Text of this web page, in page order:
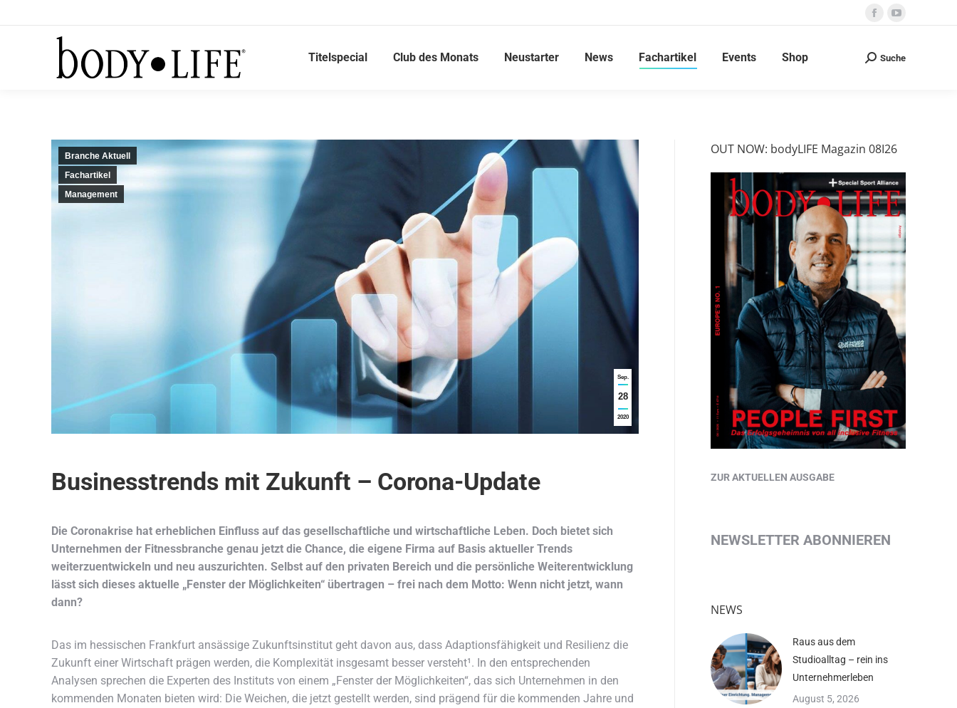
Facebook
opens
YouTube
opens
Titelspecial Club des Monats Neustarter News Fachartikel Events Shop Search:
Suche
Sep.
28
2020
Branche Aktuell
Fachartikel
Management
Businesstrends mit Zukunft – Corona-Update
Die Coronakrise hat erheblichen Einfluss auf das gesellschaftliche und wirtschaftliche Leben. Doch bietet sich
Unternehmen der Fitnessbranche genau jetzt die Chance, die eigene Firma auf Basis aktueller Trends
weiterzuentwickeln und neu auszurichten. Selbst auf den privaten Bereich und die persönliche Weiterentwicklung
lässt sich dieses aktuelle „Fenster der Möglichkeiten“ übertragen – frei nach dem Motto: Wenn nicht jetzt, wann
dann?
Das im hessischen Frankfurt ansässige Zukunftsinstitut geht davon aus, dass Adaptionsfähigkeit und Resilienz die
Zukunft einer Wirtschaft prägen werden, die Komplexität insgesamt besser versteht¹. In den entsprechenden
Analysen sprechen die Experten des Instituts von einem „Fenster der Möglichkeiten“, das sich Unternehmen in den
kommenden Monaten bieten wird: Die Weichen, die jetzt gestellt werden, sind prägend für die kommenden Jahre und
OUT NOW: bodyLIFE Magazin 08I26
ZUR AKTUELLEN AUSGABE
NEWSLETTER ABONNIEREN
NEWS
Raus aus dem
Studioalltag – rein ins
Unternehmerleben
August 5, 2026